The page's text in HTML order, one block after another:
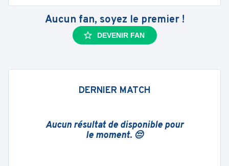
Aucun fan, soyez le premier !
DEVENIR FAN
DERNIER MATCH
Aucun résultat de disponible pour
le moment. 😔